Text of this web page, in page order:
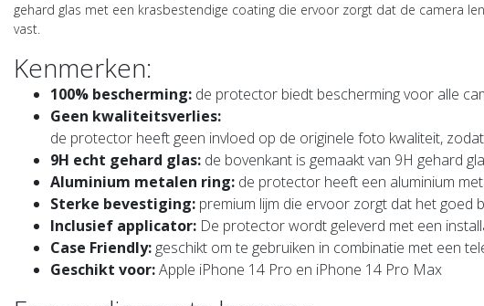
gehard glas met een krasbestendige coating die ervoor zorgt dat de camera
vast.
Kenmerken:
100% bescherming: de protector biedt bescherming voor alle
Geen kwaliteitsverlies:
de protector heeft geen invloed op de originele foto kwaliteit,
9H echt gehard glas: de bovenkant is gemaakt van 9H gehard
Aluminium metalen ring: de protector heeft een aluminium
Sterke bevestiging: premium lijm die ervoor zorgt dat het goed
Inclusief applicator: De protector wordt geleverd met een
Case Friendly: geschikt om te gebruiken in combinatie met een
Geschikt voor:Apple iPhone 14 Pro en iPhone 14 Pro Max